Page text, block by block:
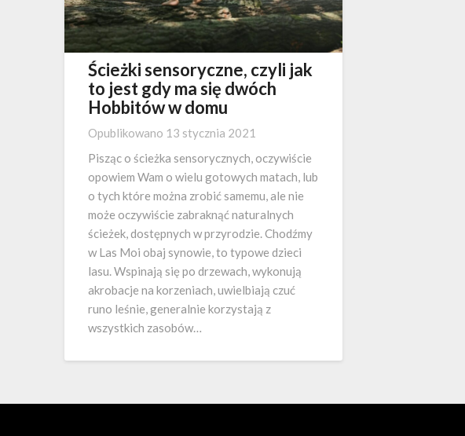
Ścieżki sensoryczne, czyli jak
to jest gdy ma się dwóch
Hobbitów w domu
Opublikowano 13 stycznia 2021
Pisząc o ścieżka sensorycznych, oczywiście
opowiem Wam o wielu gotowych matach, lub
o tych które można zrobić samemu, ale nie
może oczywiście zabraknąć naturalnych
ścieżek, dostępnych w przyrodzie. Chodźmy
w Las Moi obaj synowie, to typowe dzieci
lasu. Wspinają się po drzewach, wykonują
akrobacje na korzeniach, uwielbiają czuć
runo leśnie, generalnie korzystają z
wszystkich zasobów…